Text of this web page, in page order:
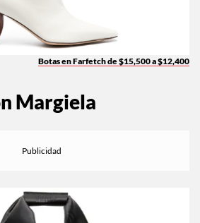
Botas en Farfetch de $15,500 a $12,400
Margiela